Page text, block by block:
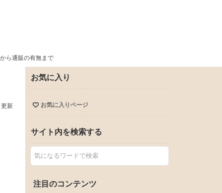
ら通販の有無まで
新
お気に入り
お気に入りページ
サイト内を検索する
注目のコンテンツ